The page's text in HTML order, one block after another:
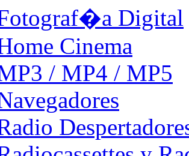
Digital
Cinema
/ MP4 / MP5